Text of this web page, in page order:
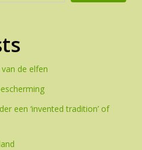
de elfen
een ‘invented tradition’ of